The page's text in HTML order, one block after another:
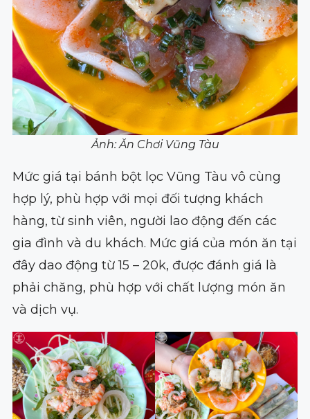
Ảnh: Ăn Chơi Vũng Tàu
Mức giá tại bánh bột lọc Vũng Tàu vô cùng
hợp lý, phù hợp với mọi đối tượng khách
hàng, từ sinh viên, người lao động đến các
gia đình và du khách. Mức giá của món ăn tại
đây dao động từ 15 – 20k, được đánh giá là
phải chăng, phù hợp với chất lượng món ăn
và dịch vụ.